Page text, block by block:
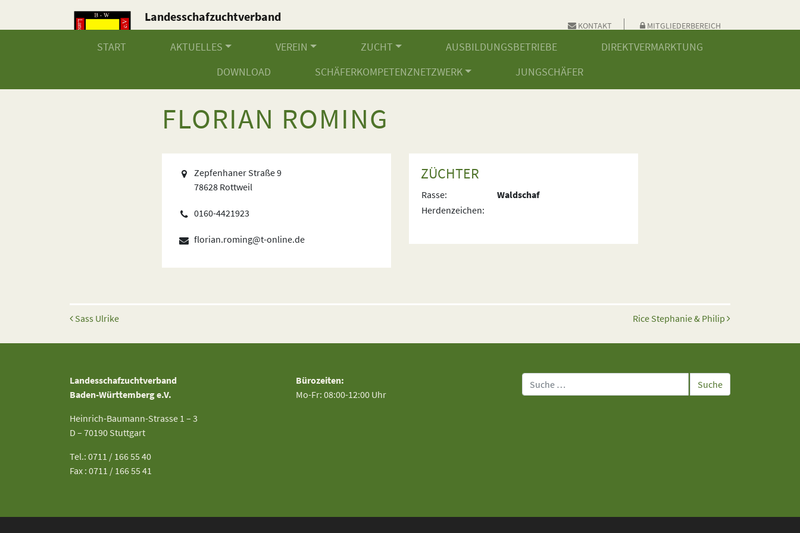
Landesschafzuchtverband
Baden-Württemberg e.V.
KONTAKT MITGLIEDERBEREICH
START AKTUELLES VEREIN ZUCHT AUSBILDUNGSBETRIEBE
DIREKTVERMARKTUNG
DOWNLOAD
SCHÄFERKOMPETENZNETZWERK JUNGSCHÄFER
FLORIAN ROMING
Zepfenhaner Straße 9
78628 Rottweil
0160-4421923
florian.roming@t-online.de
ZÜCHTER
Rasse:
Waldschaf
Herdenzeichen:
Beitrags-Navigation
Sass Ulrike Rice Stephanie & Philip
Landesschafzuchtverband
Baden-Württemberg e.V.
Heinrich-Baumann-Strasse 1 – 3
D – 70190 Stuttgart
Tel.: 0711 / 166 55 40
Fax : 0711 / 166 55 41
Bürozeiten:
Mo-Fr: 08:00-12:00 Uhr
Suche